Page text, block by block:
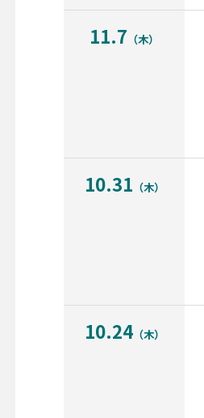
11.7 （木）
10.31 （木）
10.24（木）